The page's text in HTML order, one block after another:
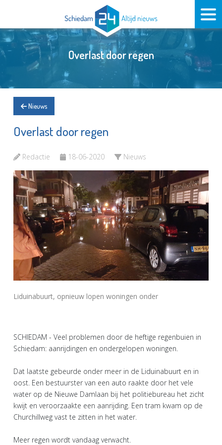
Overlast door regen
Nieuws
Overlast door regen
Redactie 18-06-2020 Nieuws
Liduinabuurt, opnieuw lopen woningen onder
SCHIEDAM - Veel problemen door de heftige regenbuien in
Schiedam: aanrijdingen en ondergelopen woningen.
Dat laatste gebeurde onder meer in de Liduinabuurt en in
oost. Een bestuurster van een auto raakte door het vele
water op de Nieuwe Damlaan bij het politiebureau het zicht
kwijt en veroorzaakte een aanrijding. Een tram kwam op de
Churchillweg vast te zitten in het water.
Meer regen wordt vandaag verwacht.